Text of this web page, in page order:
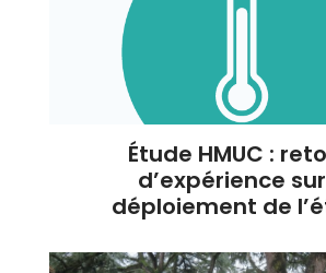
Étude HMUC :
d’expérience
déploiement de